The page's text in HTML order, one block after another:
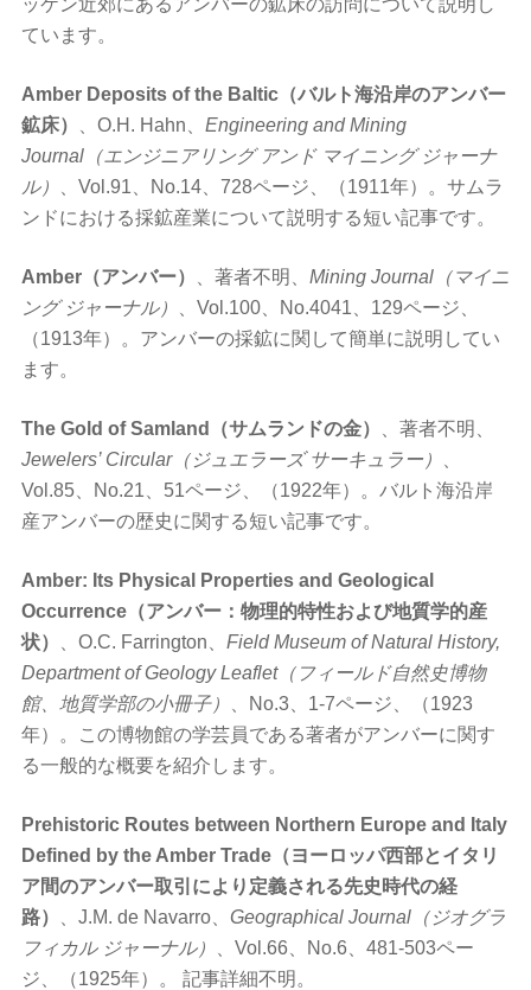
ッケン近郊にあるアンバーの鉱床の訪問について説明し
ています。
Amber Deposits of the Baltic（バルト海沿岸のアンバー
鉱床）
、O.H. Hahn、 Engineering and Mining
Journal（エンジニアリング アンド マイニング ジャーナ
ル）
、Vol.91、No.14、728ページ、（1911年）。サムラ
ンドにおける採鉱産業について説明する短い記事です。
Amber（アンバー） 、著者不明、 Mining Journal（マイニ
ング ジャーナル）
、Vol.100、No.4041、129ページ、
（1913年）。アンバーの採鉱に関して簡単に説明してい
ます。
The Gold of Samland（サムランドの金）
、著者不明、
Jewelers’ Circular（ジュエラーズ サーキュラー）
Vol.85、No.21、51ページ、（1922年）。バルト海沿岸
産アンバーの歴史に関する短い記事です。
Amber: Its Physical Properties and Geological
Occurrence（アンバー：物理的特性および地質学的産
状）
、O.C. Farrington、 Field Museum of Natural History,
Department of Geology Leaflet（フィールド自然史博物
館、地質学部の小冊子）
、No.3、1-7ページ、（1923
年）。この博物館の学芸員である著者がアンバーに関す
る一般的な概要を紹介します。
Prehistoric Routes between Northern Europe and Italy
Defined by the Amber Trade（ヨーロッパ西部とイタリ
ア間のアンバー取引により定義される先史時代の経
路）
、J.M. de Navarro、 Geographical Journal（ジオグラ
フィカル ジャーナル）
、Vol.66、No.6、481-503ペー
ジ、（1925年）。 記事詳細不明。